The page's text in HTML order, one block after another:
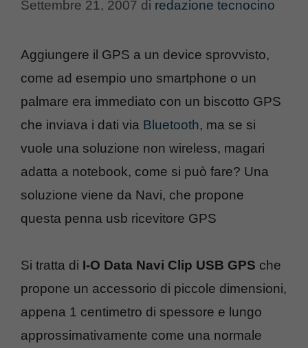
Settembre 21, 2007 di redazione tecnocino
Aggiungere il GPS a un device sprovvisto,
come ad esempio uno smartphone o un
palmare era immediato con un biscotto GPS
che inviava i dati via Bluetooth, ma se si
vuole una soluzione non wireless, magari
adatta a notebook, come si può fare? Una
soluzione viene da Navi, che propone
questa penna usb ricevitore GPS
Si tratta di I-O Data Navi Clip USB GPS che
propone un accessorio di piccole dimensioni,
appena 1 centimetro di spessore e lungo
approssimativamente come una normale